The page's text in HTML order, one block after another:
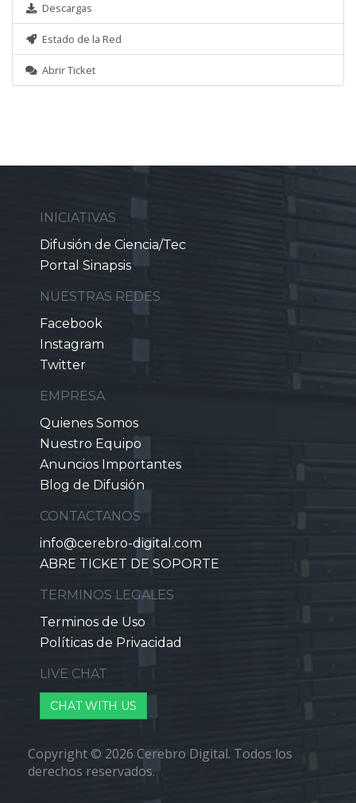
Descargas
Estado de la Red
Abrir Ticket
INICIATIVAS
Difusión de Ciencia/Tec
Portal Sinapsis
NUESTRAS REDES
Facebook
Instagram
Twitter
EMPRESA
Quienes Somos
Nuestro Equipo
Anuncios Importantes
Blog de Difusión
CONTACTANOS
info@cerebro-digital.com
ABRE TICKET DE SOPORTE
TERMINOS LEGALES
Terminos de Uso
Políticas de Privacidad
LIVE CHAT
CHAT WITH US
Copyright © 2026 Cerebro Digital. Todos los
derechos reservados.